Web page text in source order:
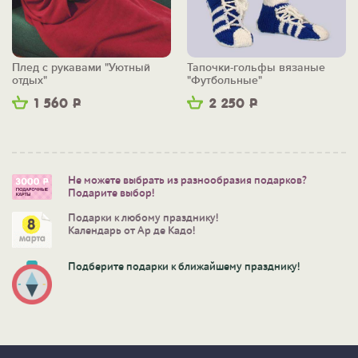
1 560 Р
Плед с рукавами "Уютный
отдых"
2 250 Р
Тапочки-гольфы вязаные
"Футбольные"
Не можете выбрать из разнообразия подарков?
Подарите выбор!
Подарки к любому празднику!
Календарь от Ар де Кадо!
Подберите подарки к ближайшему празднику!